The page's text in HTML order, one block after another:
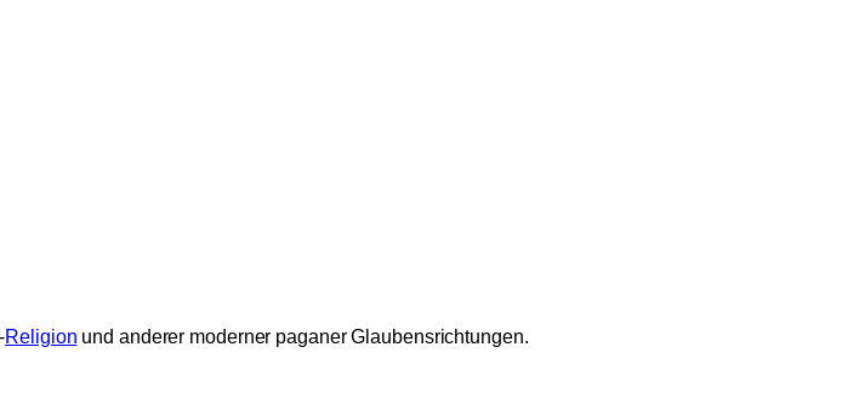
Religion und anderer moderner paganer Glaubensrichtungen.